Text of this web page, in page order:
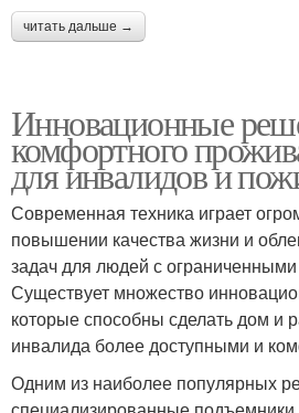
читать дальше →
Инновационные
комфортного
для инвалидов и
Современная техника играет
повышении качества жизни и
задач для людей с
Существует множество
которые способны сделать дом и
инвалида более доступными и
Одним из наиболее популярных